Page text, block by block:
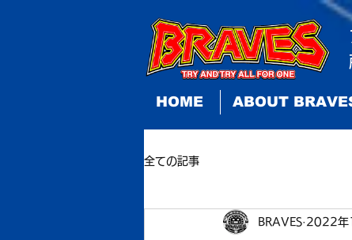
HOME ABOUT
全ての記事
BRAVES 2022年